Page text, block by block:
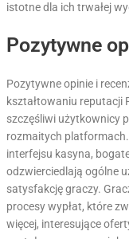
istotne dla ich trwałej
Pozytywne
Pozytywne opinie i
kształtowaniu reputacji
szczęśliwi użytkownicy
rozmaitych
interfejsu kasyna,
odzwierciedlają ogólne
satysfakcję graczy.
procesy wypłat, które
więcej, interesujące